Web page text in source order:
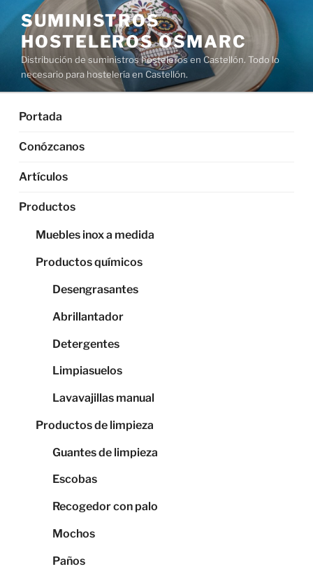
Saltar
al
contenido
SUMINISTROS
HOSTELEROS OSMARC
Distribución de suministros hosteleros en Castellón. Todo lo
necesario para hostelería en Castellón.
Portada
Conózcanos
Artículos
Productos
Muebles inox a medida
Productos químicos
Desengrasantes
Abrillantador
Detergentes
Limpiasuelos
Lavavajillas manual
Productos de limpieza
Guantes de limpieza
Escobas
Recogedor con palo
Mochos
Paños